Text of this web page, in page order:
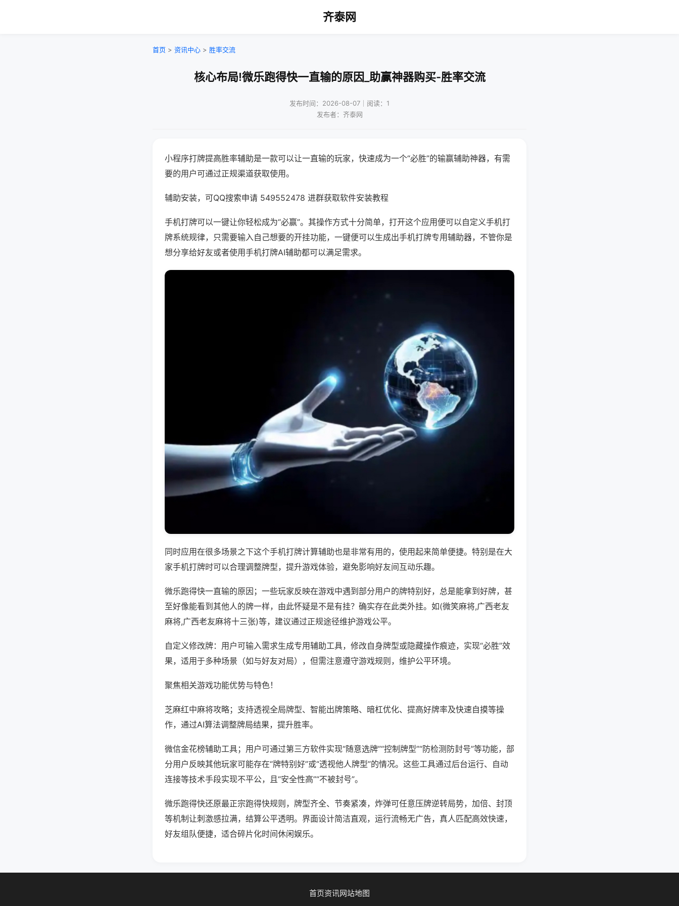
齐泰网
首页 > 资讯中心 > 胜率交流
核心布局!微乐跑得快一直输的原因_助赢神器购买-胜率交流
发布时间：2026-08-07｜阅读：1
发布者：齐泰网
小程序打牌提高胜率辅助是一款可以让一直输的玩家，快速成为一个“必胜”的输赢辅助神器，有需
要的用户可通过正规渠道获取使用。
辅助安装，可QQ搜索申请 549552478 进群获取软件安装教程
手机打牌可以一键让你轻松成为“必赢”。其操作方式十分简单，打开这个应用便可以自定义手机打
牌系统规律，只需要输入自己想要的开挂功能，一键便可以生成出手机打牌专用辅助器，不管你是
想分享给好友或者使用手机打牌AI辅助都可以满足需求。
同时应用在很多场景之下这个手机打牌计算辅助也是非常有用的，使用起来简单便捷。特别是在大
家手机打牌时可以合理调整牌型，提升游戏体验，避免影响好友间互动乐趣。
微乐跑得快一直输的原因；一些玩家反映在游戏中遇到部分用户的牌特别好，总是能拿到好牌，甚
至好像能看到其他人的牌一样，由此怀疑是不是有挂？确实存在此类外挂。如(微笑麻将,广西老友
麻将,广西老友麻将十三张)等，建议通过正规途径维护游戏公平。
自定义修改牌：用户可输入需求生成专用辅助工具，修改自身牌型或隐藏操作痕迹，实现“必胜”效
果，适用于多种场景（如与好友对局），但需注意遵守游戏规则，维护公平环境。
聚焦相关游戏功能优势与特色！
芝麻红中麻将攻略；支持透视全局牌型、智能出牌策略、暗杠优化、提高好牌率及快速自摸等操
作，通过AI算法调整牌局结果，提升胜率。
微信金花榜辅助工具；用户可通过第三方软件实现“随意选牌”“控制牌型”“防检测防封号”等功能，部
分用户反映其他玩家可能存在“牌特别好”或“透视他人牌型”的情况。这些工具通过后台运行、自动
连接等技术手段实现不平公，且“安全性高”“不被封号”。
微乐跑得快还原最正宗跑得快规则，牌型齐全、节奏紧凑，炸弹可任意压牌逆转局势，加倍、封顶
等机制让刺激感拉满，结算公平透明。界面设计简洁直观，运行流畅无广告，真人匹配高效快速，
好友组队便捷，适合碎片化时间休闲娱乐。
首页资讯网站地图